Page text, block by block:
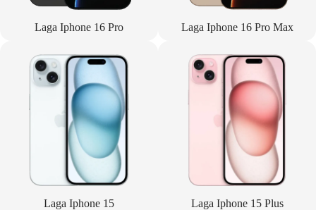
Laga Iphone 16 Pro Laga Iphone 16 Pro Max
Laga Iphone 15 Laga Iphone 15 Plus